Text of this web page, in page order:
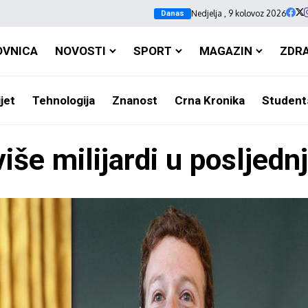
Danas Nedjelja , 9 kolovoz 2026
NOVOSTI SPORT MAGAZIN
Tehnologija Znanost Crna Kronika
milijardi u